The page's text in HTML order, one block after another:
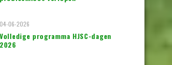
Volledige programma HJSC-dagen
2026
04-06-2026